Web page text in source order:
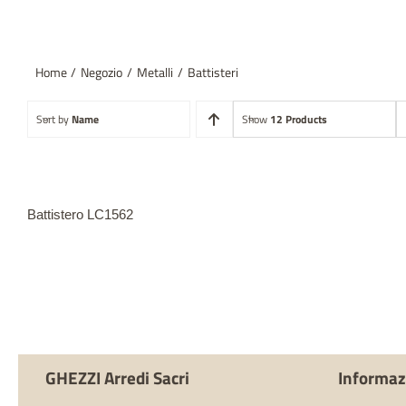
Home Negozio Metalli Battisteri
Sort by Name Show 12 Products
Battistero LC1562
GHEZZI Arredi Sacri